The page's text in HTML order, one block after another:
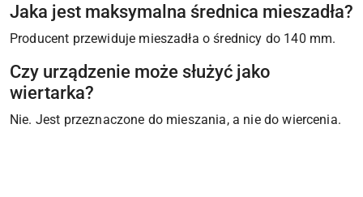
Jaka jest maksymalna średnica mieszadła?
Producent przewiduje mieszadła o średnicy do 140 mm.
Czy urządzenie może służyć jako
wiertarka?
Nie. Jest przeznaczone do mieszania, a nie do wiercenia.